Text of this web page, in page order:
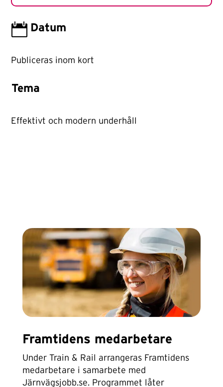
 Datum
Publiceras inom kort
Tema
Effektivt och modern underhåll
Framtidens medarbetare
Under Train & Rail arrangeras Framtidens
medarbetare i samarbete med
Järnvägsjobb.se. Programmet låter